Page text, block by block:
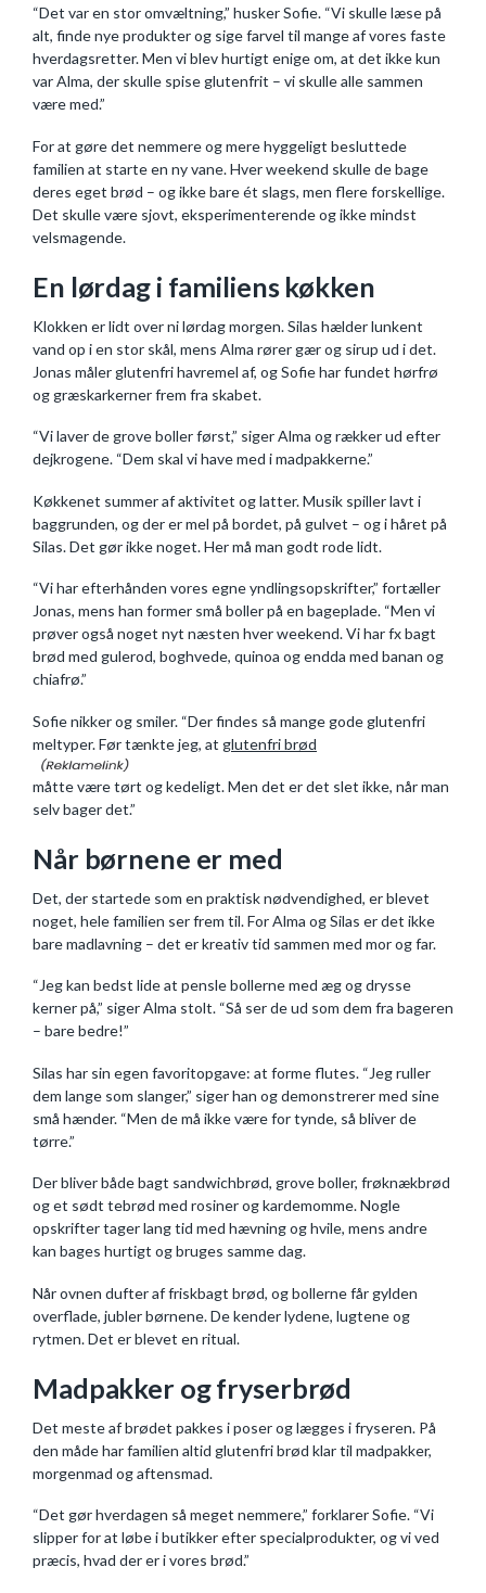
“Det var en stor omvæltning,” husker Sofie. “Vi skulle læse på
alt, finde nye produkter og sige farvel til mange af vores faste
hverdagsretter. Men vi blev hurtigt enige om, at det ikke kun
var Alma, der skulle spise glutenfrit – vi skulle alle sammen
være med.”
For at gøre det nemmere og mere hyggeligt besluttede
familien at starte en ny vane. Hver weekend skulle de bage
deres eget brød – og ikke bare ét slags, men flere forskellige.
Det skulle være sjovt, eksperimenterende og ikke mindst
velsmagende.
En lørdag i familiens køkken
Klokken er lidt over ni lørdag morgen. Silas hælder lunkent
vand op i en stor skål, mens Alma rører gær og sirup ud i det.
Jonas måler glutenfri havremel af, og Sofie har fundet hørfrø
og græskarkerner frem fra skabet.
“Vi laver de grove boller først,” siger Alma og rækker ud efter
dejkrogene. “Dem skal vi have med i madpakkerne.”
Køkkenet summer af aktivitet og latter. Musik spiller lavt i
baggrunden, og der er mel på bordet, på gulvet – og i håret på
Silas. Det gør ikke noget. Her må man godt rode lidt.
“Vi har efterhånden vores egne yndlingsopskrifter,” fortæller
Jonas, mens han former små boller på en bageplade. “Men vi
prøver også noget nyt næsten hver weekend. Vi har fx bagt
brød med gulerod, boghvede, quinoa og endda med banan og
chiafrø.”
Sofie nikker og smiler. “Der findes så mange gode glutenfri
meltyper. Før tænkte jeg, at glutenfri brød
måtte være tørt og kedeligt. Men det er det slet ikke, når man
selv bager det.”
Når børnene er med
Det, der startede som en praktisk nødvendighed, er blevet
noget, hele familien ser frem til. For Alma og Silas er det ikke
bare madlavning – det er kreativ tid sammen med mor og far.
“Jeg kan bedst lide at pensle bollerne med æg og drysse
kerner på,” siger Alma stolt. “Så ser de ud som dem fra bageren
– bare bedre!”
Silas har sin egen favoritopgave: at forme flutes. “Jeg ruller
dem lange som slanger,” siger han og demonstrerer med sine
små hænder. “Men de må ikke være for tynde, så bliver de
tørre.”
Der bliver både bagt sandwichbrød, grove boller, frøknækbrød
og et sødt tebrød med rosiner og kardemomme. Nogle
opskrifter tager lang tid med hævning og hvile, mens andre
kan bages hurtigt og bruges samme dag.
Når ovnen dufter af friskbagt brød, og bollerne får gylden
overflade, jubler børnene. De kender lydene, lugtene og
rytmen. Det er blevet en ritual.
Madpakker og fryserbrød
Det meste af brødet pakkes i poser og lægges i fryseren. På
den måde har familien altid glutenfri brød klar til madpakker,
morgenmad og aftensmad.
“Det gør hverdagen så meget nemmere,” forklarer Sofie. “Vi
slipper for at løbe i butikker efter specialprodukter, og vi ved
præcis, hvad der er i vores brød.”